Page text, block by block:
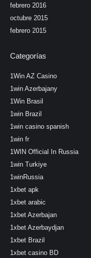
febrero 2016
octubre 2015
febrero 2015
Categorías
1Win AZ Casino
1win Azerbajany
1Win Brasil
1win Brazil
1win casino spanish
1win fr
1WIN Official In Russia
1win Turkiye
1winRussia
1xbet apk
1xbet arabic
1xbet Azerbajan
1xbet Azerbaydjan
1xbet Brazil
1xbet casino BD